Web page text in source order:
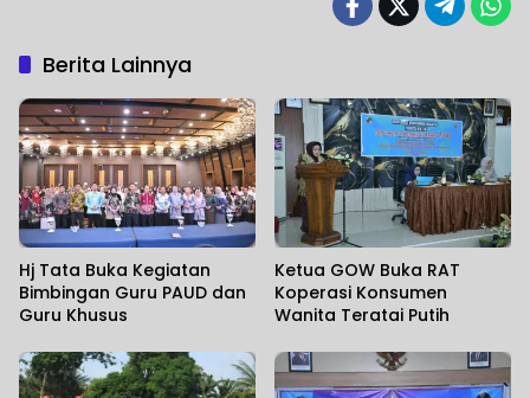
Berita Lainnya
Hj Tata Buka Kegiatan
Bimbingan Guru PAUD dan
Guru Khusus
Ketua GOW Buka RAT
Koperasi Konsumen
Wanita Teratai Putih